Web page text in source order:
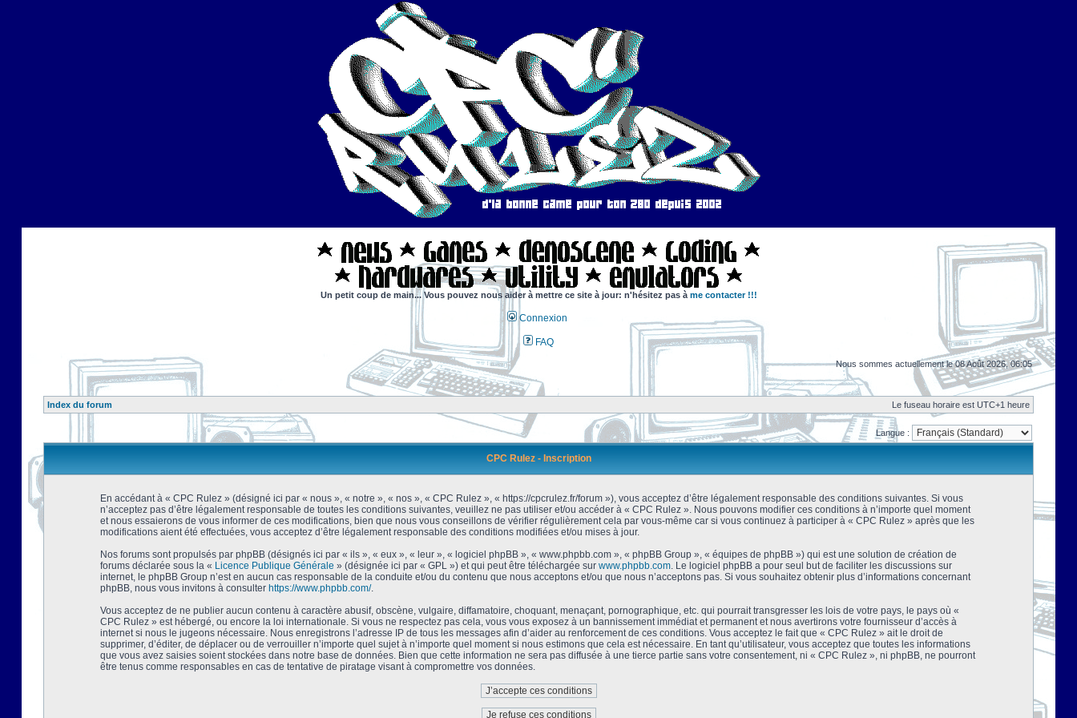
Un petit coup de main... Vous pouvez nous aider à mettre ce site à jour: n'hésitez pas à me contacter !!!
Connexion
FAQ
Nous sommes actuellement le 08 Août 2026, 06:05
Index du forum Le fuseau horaire est UTC+1 heure
Langue :
CPC Rulez - Inscription
En accédant à « CPC Rulez » (désigné ici par « nous », « notre », « nos », « CPC Rulez », « https://cpcrulez.fr/forum »), vous acceptez d’être légalement responsable des conditions suivantes. Si vous
n’acceptez pas d’être légalement responsable de toutes les conditions suivantes, veuillez ne pas utiliser et/ou accéder à « CPC Rulez ». Nous pouvons modifier ces conditions à n’importe quel moment
et nous essaierons de vous informer de ces modifications, bien que nous vous conseillons de vérifier régulièrement cela par vous-même car si vous continuez à participer à « CPC Rulez » après que les
modifications aient été effectuées, vous acceptez d’être légalement responsable des conditions modifiées et/ou mises à jour.
Nos forums sont propulsés par phpBB (désignés ici par « ils », « eux », « leur », « logiciel phpBB », « www.phpbb.com », « phpBB Group », « équipes de phpBB ») qui est une solution de création de
forums déclarée sous la « Licence Publique Générale » (désignée ici par « GPL ») et qui peut être téléchargée sur www.phpbb.com. Le logiciel phpBB a pour seul but de faciliter les discussions sur
internet, le phpBB Group n’est en aucun cas responsable de la conduite et/ou du contenu que nous acceptons et/ou que nous n’acceptons pas. Si vous souhaitez obtenir plus d’informations concernant
phpBB, nous vous invitons à consulter https://www.phpbb.com/.
Vous acceptez de ne publier aucun contenu à caractère abusif, obscène, vulgaire, diffamatoire, choquant, menaçant, pornographique, etc. qui pourrait transgresser les lois de votre pays, le pays où «
CPC Rulez » est hébergé, ou encore la loi internationale. Si vous ne respectez pas cela, vous vous exposez à un bannissement immédiat et permanent et nous avertirons votre fournisseur d’accès à
internet si nous le jugeons nécessaire. Nous enregistrons l’adresse IP de tous les messages afin d’aider au renforcement de ces conditions. Vous acceptez le fait que « CPC Rulez » ait le droit de
supprimer, d’éditer, de déplacer ou de verrouiller n’importe quel sujet à n’importe quel moment si nous estimons que cela est nécessaire. En tant qu’utilisateur, vous acceptez que toutes les informations
que vous avez saisies soient stockées dans notre base de données. Bien que cette information ne sera pas diffusée à une tierce partie sans votre consentement, ni « CPC Rulez », ni phpBB, ne pourront
être tenus comme responsables en cas de tentative de piratage visant à compromettre vos données.